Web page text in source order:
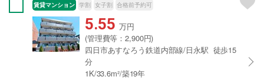
賃貸マンション 学割 女子割 合格前予約可
5.55 万円
(管理費等：2,900円)
四日市あすなろう鉄道内部線/日永駅 徒歩15
分
1K/33.6m²/築19年